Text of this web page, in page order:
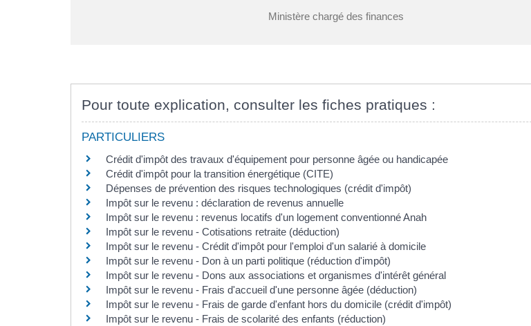
Ministère chargé des finances
Pour toute explication, consulter les fiches pratiques :
PARTICULIERS
Crédit d'impôt des travaux d'équipement pour personne âgée ou handicapée
Crédit d'impôt pour la transition énergétique (CITE)
Dépenses de prévention des risques technologiques (crédit d'impôt)
Impôt sur le revenu : déclaration de revenus annuelle
Impôt sur le revenu : revenus locatifs d'un logement conventionné Anah
Impôt sur le revenu - Cotisations retraite (déduction)
Impôt sur le revenu - Crédit d'impôt pour l'emploi d'un salarié à domicile
Impôt sur le revenu - Don à un parti politique (réduction d'impôt)
Impôt sur le revenu - Dons aux associations et organismes d'intérêt général
Impôt sur le revenu - Frais d'accueil d'une personne âgée (déduction)
Impôt sur le revenu - Frais de garde d'enfant hors du domicile (crédit d'impôt)
Impôt sur le revenu - Frais de scolarité des enfants (réduction)